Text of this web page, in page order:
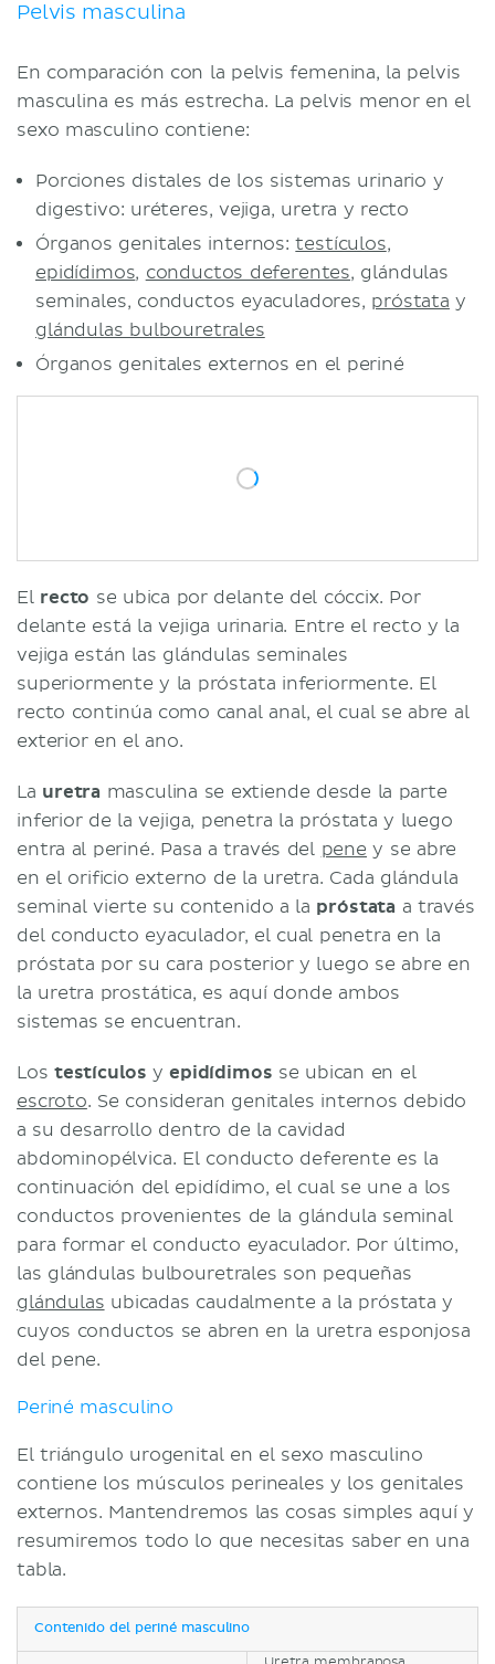
Pelvis masculina
En comparación con la pelvis femenina, la pelvis
masculina es más estrecha. La pelvis menor en el
sexo masculino contiene:
Porciones distales de los sistemas urinario y
digestivo: uréteres, vejiga, uretra y recto
Órganos genitales internos:testículos,
epidídimos, conductos deferentes, glándulas
seminales, conductos eyaculadores, próstata y
glándulas bulbouretrales
Órganos genitales externos en el periné
El recto se ubica por delante del cóccix. Por
delante está la vejiga urinaria. Entre el recto y la
vejiga están las glándulas seminales
superiormente y la próstata inferiormente. El
recto continúa como canal anal, el cual se abre al
exterior en el ano.
La uretra masculina se extiende desde la parte
inferior de la vejiga, penetra la próstata y luego
entra al periné. Pasa a través del pene y se abre
en el orificio externo de la uretra. Cada glándula
seminal vierte su contenido a la próstata a través
del conducto eyaculador, el cual penetra en la
próstata por su cara posterior y luego se abre en
la uretra prostática, es aquí donde ambos
sistemas se encuentran.
Los testículos yepidídimos se ubican en el
escroto. Se consideran genitales internos debido
a su desarrollo dentro de la cavidad
abdominopélvica. El conducto deferente es la
continuación del epidídimo, el cual se une a los
conductos provenientes de la glándula seminal
para formar el conducto eyaculador. Por último,
las glándulas bulbouretrales son pequeñas
glándulas ubicadas caudalmente a la próstata y
cuyos conductos se abren en la uretra esponjosa
del pene.
Periné masculino
El triángulo urogenital en el sexo masculino
contiene los músculos perineales y los genitales
externos. Mantendremos las cosas simples aquí y
resumiremos todo lo que necesitas saber en una
tabla.
Contenido del periné masculino